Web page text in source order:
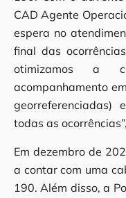
CAD Agente
espera no
final das
otimizamos a
acompanhamento
todas as
Em dezembro de
a contar com uma
190. Além disso, a